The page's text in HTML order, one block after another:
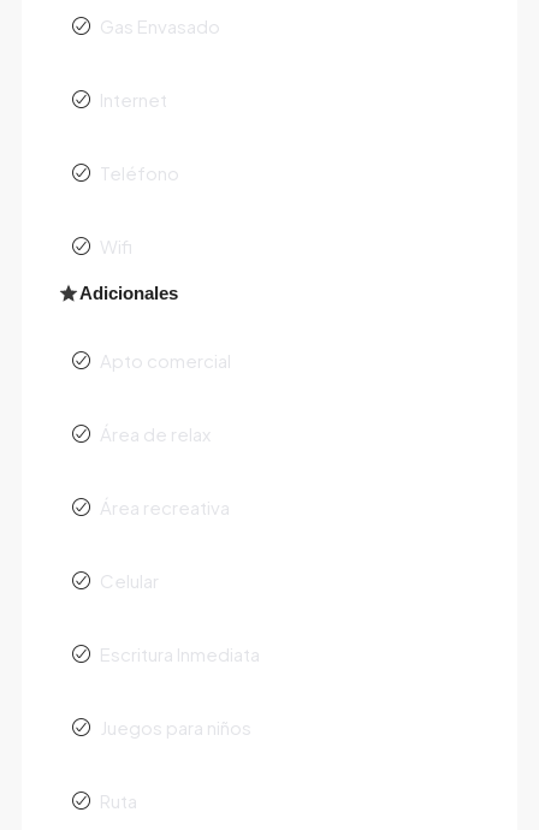
Gas Envasado
Internet
Teléfono
Wifi
Adicionales
Apto comercial
Área de relax
Área recreativa
Celular
Escritura Inmediata
Juegos para niños
Ruta